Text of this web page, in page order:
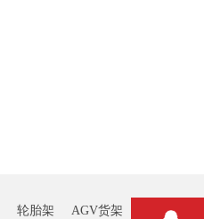
轮胎架 AGV货架 钢板箱